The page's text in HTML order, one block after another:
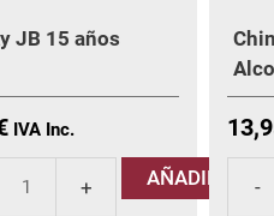
JB 15 años
AÑADIR